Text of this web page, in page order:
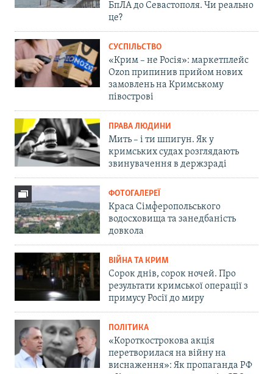
БпЛА до Севастополя. Чи реально
це?
СУСПІЛЬСТВО
«Крим – не Росія»: маркетплейс
Ozon припинив прийом нових
замовлень на Кримському
півострові
ПРАВА ЛЮДИНИ
Мить – і ти шпигун. Як у
кримських судах розглядають
звинувачення в держзраді
ФОТОГАЛЕРЕЇ
Краса Сімферопольського
водосховища та занедбаність
довкола
ВІЙНА ТА КРИМ
Сорок днів, сорок ночей. Про
результати кримської операції з
примусу Росії до миру
ПОЛІТИКА
«Короткострокова акція
перетворилася на війну на
виснаження»: Як пропаганда РФ